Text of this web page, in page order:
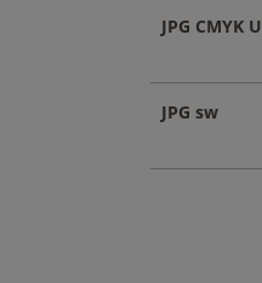
JPG CMYK U
JPG sw